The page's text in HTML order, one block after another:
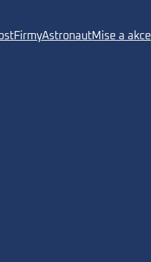
FirmyAstronautMise a akce